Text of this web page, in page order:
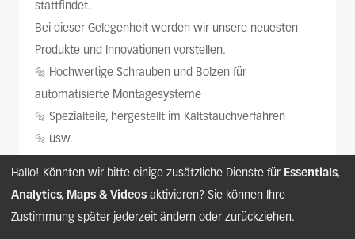
stattfindet.
Bei dieser Gelegenheit werden wir unsere neuesten
Produkte und Innovationen vorstellen.
🔩 Hochwertige Schrauben und Bolzen für
automatisierte Montagesysteme
🔩 Spezialteile, hergestellt im Kaltstauchverfahren
🔩 usw.
Hallo! Könnten wir bitte einige zusätzliche Dienste für Essentials,
Analytics, Maps & Videos aktivieren? Sie können Ihre
Zustimmung später jederzeit ändern oder zurückziehen.